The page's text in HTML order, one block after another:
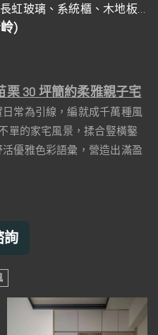
虹玻璃、系統櫃、木地板…
)
30 坪簡約柔雅親子宅
常為引線，編就成千萬種風
單的家宅風景，揉合豎橫鑿
優雅色彩語彙，營造出滿盈
詢